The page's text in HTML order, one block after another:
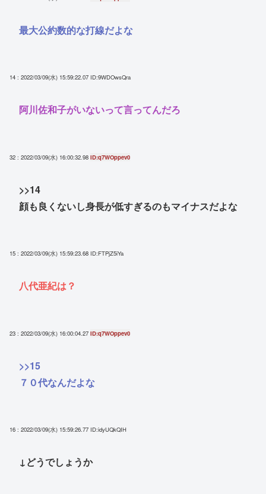
最大公約数的な打線だよな
14 : 2022/03/09(水) 15:59:22.07 ID:9WDOwsQra
阿川佐和子がいないって言ってんだろ
32 : 2022/03/09(水) 16:00:32.98 ID:q7WOppev0
>>14
顔も良くないし身長が低すぎるのもマイナスだよな
15 : 2022/03/09(水) 15:59:23.68 ID:FTPjZ5iYa
八代亜紀は？
23 : 2022/03/09(水) 16:00:04.27 ID:q7WOppev0
>>15
７０代なんだよな
16 : 2022/03/09(水) 15:59:26.77 ID:idyUQkQIH
↓どうでしょうか